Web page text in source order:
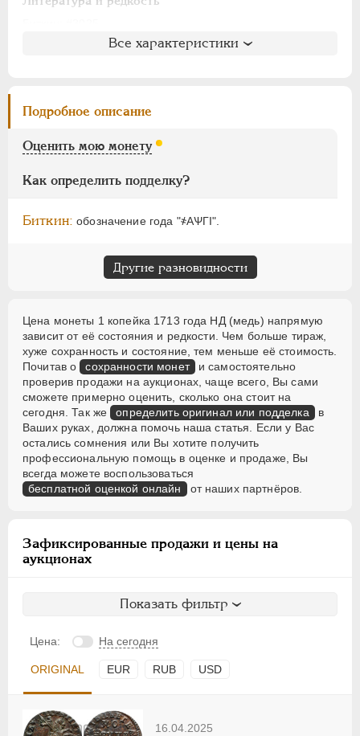
: не вошла в описание
Семёнов: не вошла в описание
ГМ
Брекке: 228 (точка, 45$)
Все характеристики
Подробное описание
Оценить мою монету
Как определить подделку?
Биткин: обозначение года "҂АѰГI".
Другие разновидности
Цена монеты 1 копейка 1713 года НД (медь) напрямую
зависит от её состояния и редкости. Чем больше тираж,
хуже сохранность и состояние, тем меньше её стоимость.
Почитав о сохранности монет и самостоятельно
проверив продажи на аукционах, чаще всего, Вы сами
сможете примерно оценить, сколько она стоит на
сегодня. Так же определить оригинал или подделка в
Ваших руках, должна помочь наша статья. Если у Вас
остались сомнения или Вы хотите получить
профессиональную помощь в оценке и продаже, Вы
всегда можете воспользоваться
бесплатной оценкой онлайн от наших партнёров.
Зафиксированные продажи и цены на
аукционах
Показать фильтр
Цена: На сегодня
ORIGINAL EUR RUB USD
16.04.2025
1855-1881
ВРЕМЕННОЕ ПРАВ. 1917-1918